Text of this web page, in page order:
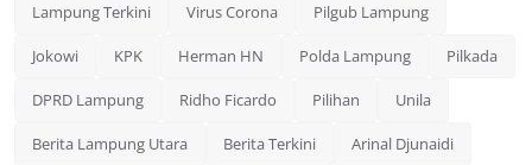
Lampung Terkini Virus Corona Pilgub Lampung
Jokowi KPK Herman HN Polda Lampung Pilkada
DPRD Lampung Ridho Ficardo Pilihan Unila
Berita Lampung Utara Berita Terkini Arinal Djunaidi